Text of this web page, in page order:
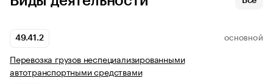
49.41.2 ОСНОВНОЙ
Перевозка грузов неспециализированными
автотранспортными средствами